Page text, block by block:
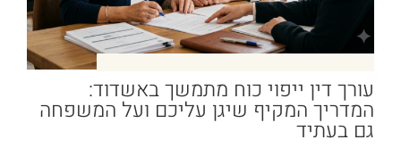
עורך דין ייפוי כוח מתמשך באשדוד:
המדריך המקיף שיגן עליכם ועל המשפחה
גם בעתיד